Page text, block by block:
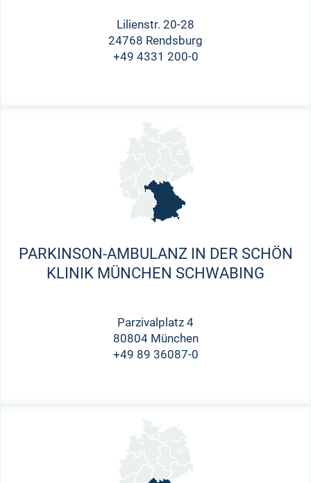
Lilienstr. 20-28
24768 Rendsburg
+49 4331 200-0
PARKINSON-AMBULANZ IN DER SCHÖN
KLINIK MÜNCHEN SCHWABING
Parzivalplatz 4
80804 München
+49 89 36087-0